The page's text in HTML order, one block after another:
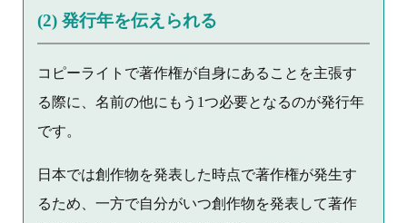
(2) 発行年を伝えられる
コピーライトで著作権が自身にあることを主張す
る際に、名前の他にもう1つ必要となるのが発行年
です。
日本では創作物を発表した時点で著作権が発生す
るため、一方で自分がいつ創作物を発表して著作